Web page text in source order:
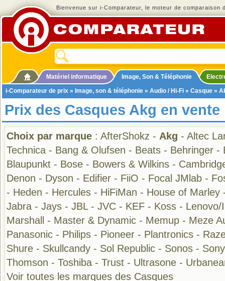
Bienvenue sur i-Comparateur, le moteur de comparaison
Matériel informatique Image, Son & Téléphonie
i-Comparateur de prix » Image, son & téléphonie » Audio / Hi-Fi » Casque »
Prix des Casques Akg en vente
Choix par marque : AfterShokz - Akg - Altec
Technica - Bang & Olufsen - Beats - Behringer -
Blaupunkt - Bose - Bowers & Wilkins -
Denon - Dyson - Edifier - FiiO - Focal JMlab -
- Heden - Hercules - HiFiMan - House of Marley
Jabra - Jays - JBL- JVC - KEF - Koss - Lenovo/
Marshall
- Master & Dynamic - Memup - Meze
Panasonic - Philips - Pioneer - Plantronics -
Shure - Skullcandy - Sol Republic - Sonos - Sony
Thomson - Toshiba - Trust - Ultrasone -
Voir toutes les marques des Casques